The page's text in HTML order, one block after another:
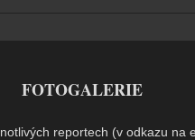
FOTOGALERIE
reportech (v odkazu na